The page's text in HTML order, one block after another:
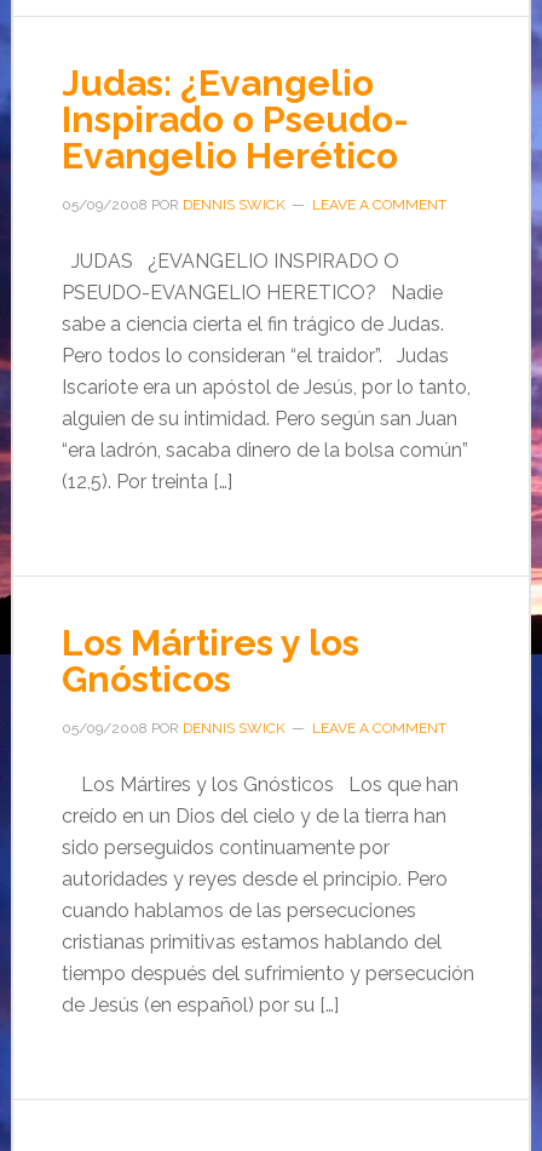
Judas: ¿Evangelio
Inspirado o Pseudo-
Evangelio Herético
05/09/2008 POR DENNIS SWICK LEAVE A COMMENT
JUDAS ¿EVANGELIO INSPIRADO O
PSEUDO-EVANGELIO HERETICO? Nadie
sabe a ciencia cierta el fin trágico de Judas.
Pero todos lo consideran “el traidor”. Judas
Iscariote era un apóstol de Jesús, por lo tanto,
alguien de su intimidad. Pero según san Juan
“era ladrón, sacaba dinero de la bolsa común”
(12,5). Por treinta […]
Los Mártires y los
Gnósticos
05/09/2008 POR DENNIS SWICK LEAVE A COMMENT
Los Mártires y los Gnósticos Los que han
creído en un Dios del cielo y de la tierra han
sido perseguidos continuamente por
autoridades y reyes desde el principio. Pero
cuando hablamos de las persecuciones
cristianas primitivas estamos hablando del
tiempo después del sufrimiento y persecución
de Jesús (en español) por su […]